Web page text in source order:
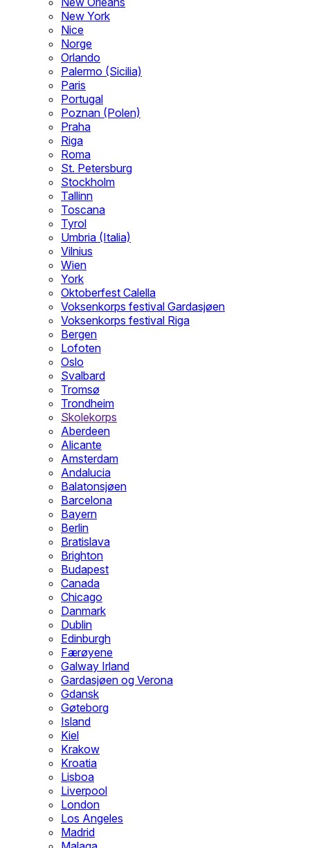
New York
Nice
Norge
Orlando
Palermo (Sicilia)
Paris
Portugal
Poznan (Polen)
Praha
Riga
Roma
St. Petersburg
Stockholm
Tallinn
Toscana
Tyrol
Umbria (Italia)
Vilnius
Wien
York
Oktoberfest Calella
Voksenkorps festival Gardasjøen
Voksenkorps festival Riga
Bergen
Lofoten
Oslo
Svalbard
Tromsø
Trondheim
Skolekorps
Aberdeen
Alicante
Amsterdam
Andalucia
Balatonsjøen
Barcelona
Bayern
Berlin
Bratislava
Brighton
Budapest
Canada
Chicago
Danmark
Dublin
Edinburgh
Færøyene
Galway Irland
Gardasjøen og Verona
Gdansk
Gøteborg
Island
Kiel
Krakow
Kroatia
Lisboa
Liverpool
London
Los Angeles
Madrid